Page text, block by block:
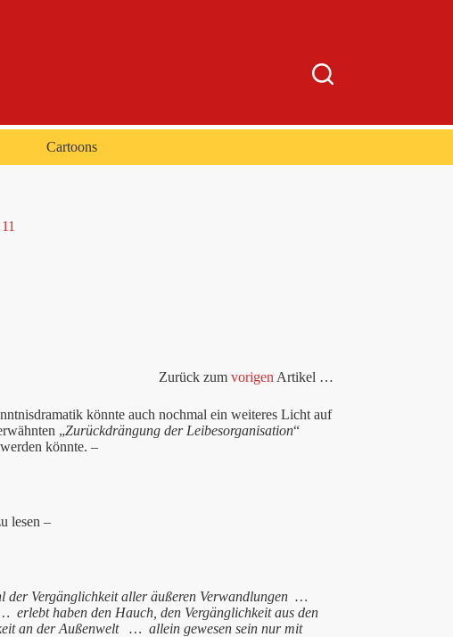
Cartoons
Zurück zum vorigen Artikel …
könnte auch nochmal ein weiteres Licht auf
„Zurückdrängung der Leibesorganisation“
könnte. –
lesen –
der Vergänglichkeit aller äußeren Verwandlungen …
erlebt haben den Hauch, den Vergänglichkeit aus den
an der Außenwelt … allein gewesen sein nur mit